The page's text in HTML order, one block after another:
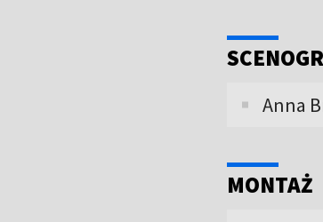
Anna
MONTAŻ